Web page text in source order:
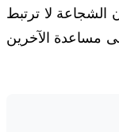
الشجاعة لا ترتبط
مساعدة الآخرين